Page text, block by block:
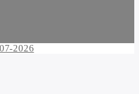
2026